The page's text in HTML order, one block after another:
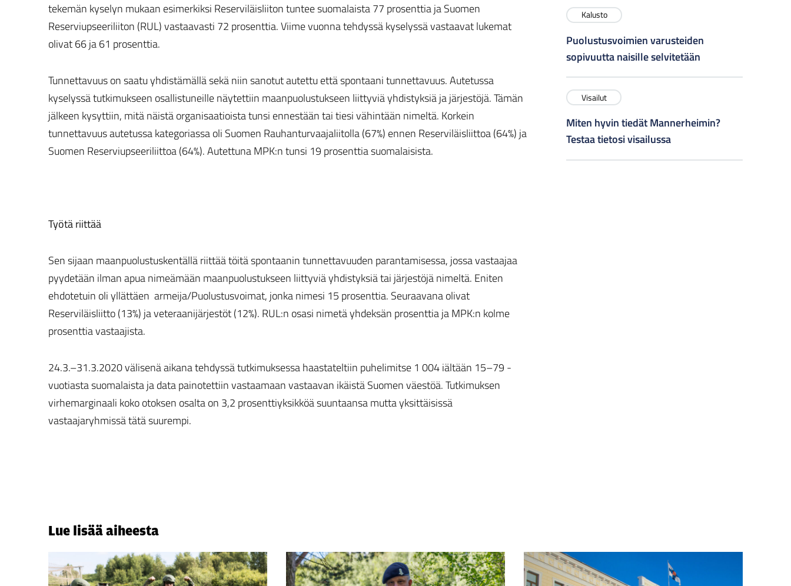
tekemän kyselyn mukaan esimerkiksi Reserviläisliiton tuntee suomalaista 77 prosenttia ja Suomen
Reserviupseeriliiton (RUL) vastaavasti 72 prosenttia. Viime vuonna tehdyssä kyselyssä vastaavat lukemat
olivat 66 ja 61 prosenttia.
Tunnettavuus on saatu yhdistämällä sekä niin sanotut autettu että spontaani tunnettavuus. Autetussa
kyselyssä tutkimukseen osallistuneille näytettiin maanpuolustukseen liittyviä yhdistyksiä ja järjestöjä. Tämän
jälkeen kysyttiin, mitä näistä organisaatioista tunsi ennestään tai tiesi vähintään nimeltä. Korkein
tunnettavuus autetussa kategoriassa oli Suomen Rauhanturvaajaliitolla (67%) ennen Reserviläisliittoa (64%) ja
Suomen Reserviupseeriliittoa (64%). Autettuna MPK:n tunsi 19 prosenttia suomalaisista.
Työtä riittää
Sen sijaan maanpuolustuskentällä riittää töitä spontaanin tunnettavuuden parantamisessa, jossa vastaajaa
pyydetään ilman apua nimeämään maanpuolustukseen liittyviä yhdistyksiä tai järjestöjä nimeltä. Eniten
ehdotetuin oli yllättäen armeija/Puolustusvoimat, jonka nimesi 15 prosenttia. Seuraavana olivat
Reserviläisliitto (13%) ja veteraanijärjestöt (12%). RUL:n osasi nimetä yhdeksän prosenttia ja MPK:n kolme
prosenttia vastaajista.
24.3.–31.3.2020 välisenä aikana tehdyssä tutkimuksessa haastateltiin puhelimitse 1 004 iältään 15–79 -
vuotiasta suomalaista ja data painotettiin vastaamaan vastaavan ikäistä Suomen väestöä. Tutkimuksen
virhemarginaali koko otoksen osalta on 3,2 prosenttiyksikköä suuntaansa mutta yksittäisissä
vastaajaryhmissä tätä suurempi.
Kalusto
Puolustusvoimien varusteiden
sopivuutta naisille selvitetään
Visailut
Miten hyvin tiedät Mannerheimin?
Testaa tietosi visailussa
Lue lisää aiheesta